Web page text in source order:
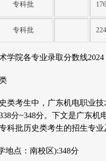
专科批 176
专科批 224
学院各专业录取分数线2024
类考生中，广东机电职业
分~348分。下文是广东机
科批历史类考生的招生专业
地点：南校区):348分